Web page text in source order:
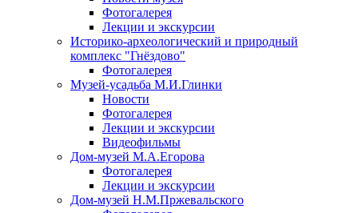
Фотогалерея
Лекции и экскурсии
Историко-археологический и природный
комплекс "Гнёздово"
Фотогалерея
Музей-усадьба М.И.Глинки
Новости
Фотогалерея
Лекции и экскурсии
Видеофильмы
Дом-музей М.А.Егорова
Фотогалерея
Лекции и экскурсии
Дом-музей Н.М.Пржевальского